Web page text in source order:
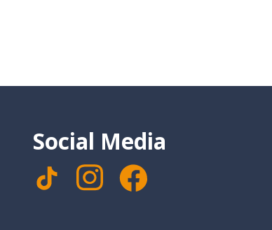
Social Media